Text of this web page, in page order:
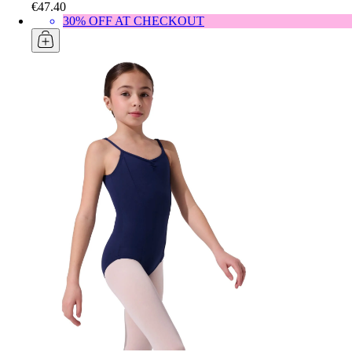
€47.40
30% OFF AT CHECKOUT